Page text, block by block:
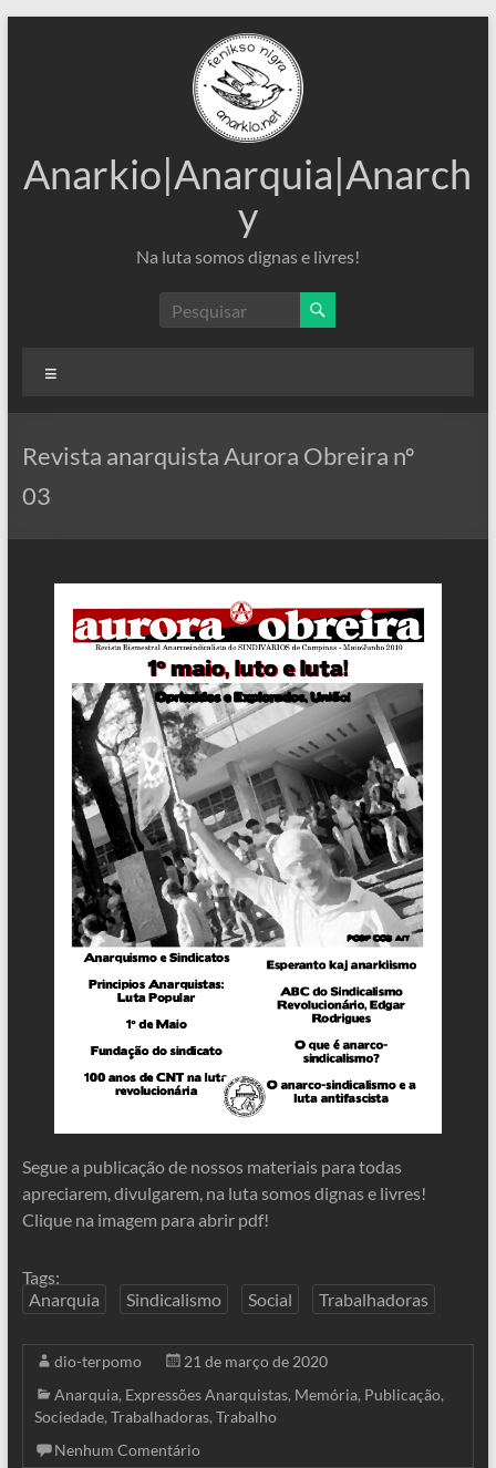
Anarkio|Anarquia|Anarch
y
Na luta somos dignas e livres!
Revista anarquista Aurora Obreira nº
03
Segue a publicação de nossos materiais para todas
apreciarem, divulgarem, na luta somos dignas e livres!
Clique na imagem para abrir pdf!
Tags:
Anarquia
Sindicalismo Social Trabalhadoras
dio-terpomo
21 de março de 2020
Anarquia, Expressões Anarquistas, Memória, Publicação,
Sociedade, Trabalhadoras, Trabalho
Nenhum Comentário